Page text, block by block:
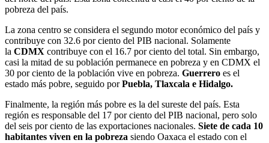
pobreza del país.
La zona centro se considera el segundo motor económico del país y
contribuye con 32.6 por ciento del PIB nacional. Solamente
la CDMX contribuye con el 16.7 por ciento del total. Sin embargo,
casi la mitad de su población permanece en pobreza y en CDMX el
30 por ciento de la población vive en pobreza. Guerrero es el
estado más pobre, seguido porPuebla, Tlaxcala e Hidalgo.
Finalmente, la región más pobre es la del sureste del país. Esta
región es responsable del 17 por ciento del PIB nacional, pero solo
del seis por ciento de las exportaciones nacionales. Siete de cada 10
habitantes viven en la pobreza siendo Oaxaca el estado con el